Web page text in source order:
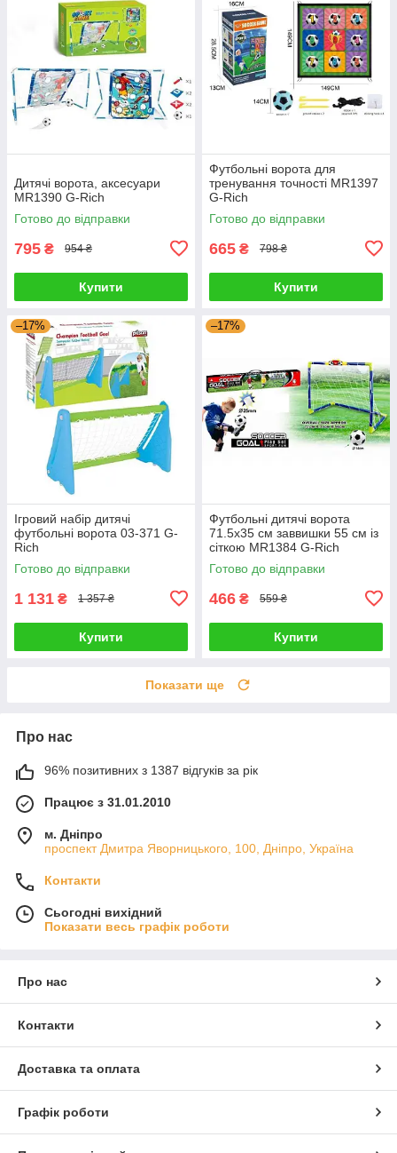
Дитячі ворота, аксесуари
MR1390 G-Rich
Готово до відправки
795 ₴ 954 ₴
Купити
Футбольні ворота для
тренування точності MR1397
G-Rich
Готово до відправки
665 ₴ 798 ₴
Купити
–17%
Ігровий набір дитячі
футбольні ворота 03-371 G-
Rich
Готово до відправки
1 131 ₴ 1 357 ₴
Купити
–17%
Футбольні дитячі ворота
71.5х35 см заввишки 55 см із
сіткою MR1384 G-Rich
Готово до відправки
466 ₴ 559 ₴
Купити
Показати ще
Про нас
96% позитивних з 1387 відгуків за рік
Працює з 31.01.2010
м. Дніпро
проспект Дмитра Яворницького, 100, Дніпро, Україна
Контакти
Сьогодні вихідний
Показати весь графік роботи
Про нас
Контакти
Доставка та оплата
Графік роботи